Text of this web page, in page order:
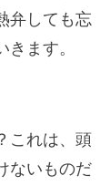
弁しても忘
ます。
これは、頭
ないものだ